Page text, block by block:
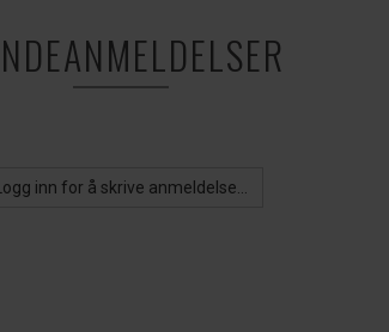
inn for å skrive anmeldelse...